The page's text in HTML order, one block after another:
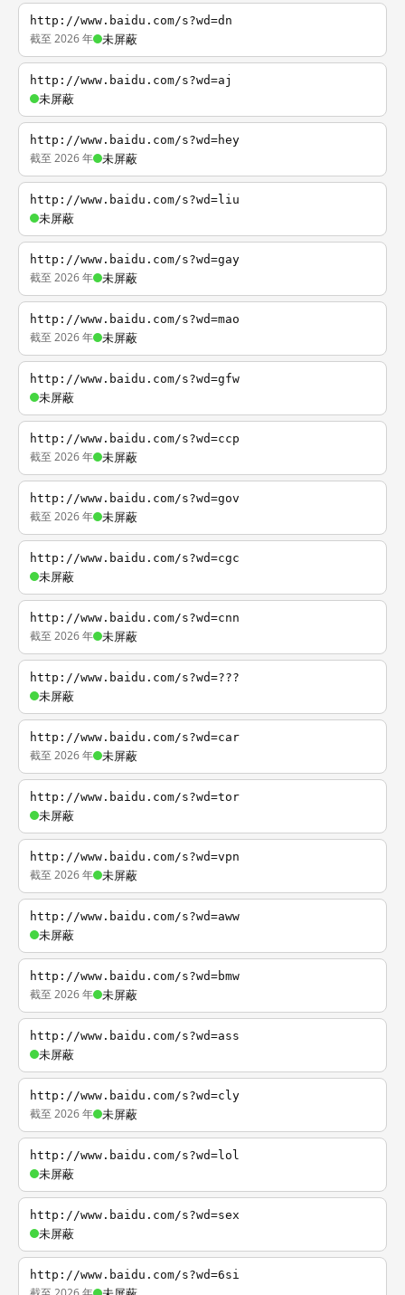
http://www.baidu.com/s?wd=dn
截至 2026 年 未屏蔽
http://www.baidu.com/s?wd=aj
未屏蔽
http://www.baidu.com/s?wd=hey
截至 2026 年 未屏蔽
http://www.baidu.com/s?wd=liu
未屏蔽
http://www.baidu.com/s?wd=gay
截至 2026 年 未屏蔽
http://www.baidu.com/s?wd=mao
截至 2026 年 未屏蔽
http://www.baidu.com/s?wd=gfw
未屏蔽
http://www.baidu.com/s?wd=ccp
截至 2026 年 未屏蔽
http://www.baidu.com/s?wd=gov
截至 2026 年 未屏蔽
http://www.baidu.com/s?wd=cgc
未屏蔽
http://www.baidu.com/s?wd=cnn
截至 2026 年 未屏蔽
http://www.baidu.com/s?wd=???
未屏蔽
http://www.baidu.com/s?wd=car
截至 2026 年 未屏蔽
http://www.baidu.com/s?wd=tor
未屏蔽
http://www.baidu.com/s?wd=vpn
截至 2026 年 未屏蔽
http://www.baidu.com/s?wd=aww
未屏蔽
http://www.baidu.com/s?wd=bmw
截至 2026 年 未屏蔽
http://www.baidu.com/s?wd=ass
未屏蔽
http://www.baidu.com/s?wd=cly
截至 2026 年 未屏蔽
http://www.baidu.com/s?wd=lol
未屏蔽
http://www.baidu.com/s?wd=sex
未屏蔽
http://www.baidu.com/s?wd=6si